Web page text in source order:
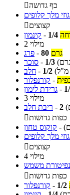
כף גדושה
מלך קלופים
קצוצים
קינמון - 1/4
מילוי 2
פרג - 80 גרם
סוכר - 1/3
חלב - 1/2
קורנפלור -
גרידת לימון -
מילוי 3
ריבת חלב - 2
כפות גדושות
קוקוס טחון -
מלך קלופים
קצוצים
מילוי 4
משמש
כפות גדושות
קורנפלור - 1/2